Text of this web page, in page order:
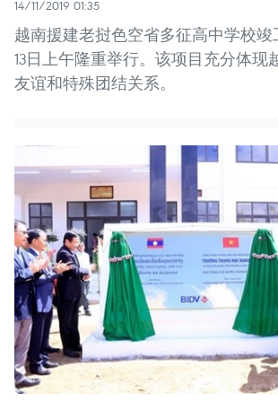
14/11/2019 01:35
越南援建老挝色空省多征高中学校竣
13日上午隆重举行。该项目充分体现
友谊和特殊团结关系。